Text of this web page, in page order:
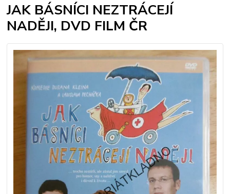
JAK BÁSNÍCI NEZTRÁCEJÍ
NADĚJI, DVD FILM ČR